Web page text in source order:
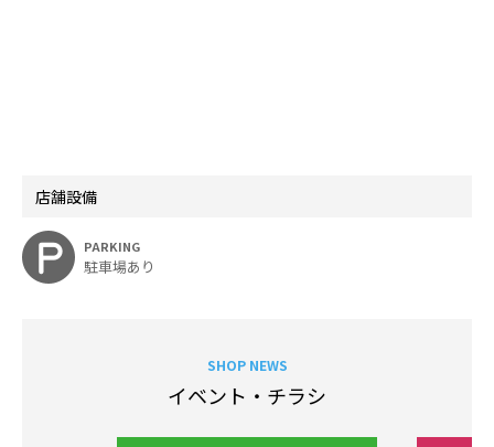
店舗設備
PARKING
駐車場あり
SHOP NEWS
イベント・チラシ